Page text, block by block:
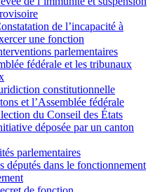
de l’incapacité à
une fonction
parlementaires
fédérale et les tribunaux
constitutionnelle
et l’Assemblée fédérale
du Conseil des États
déposée par un canton
parlementaires
députés dans le fonctionnement